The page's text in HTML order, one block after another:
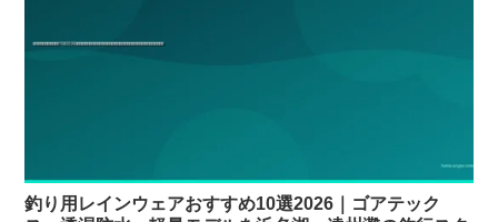
釣り用レインウェアおすすめ10選2026｜ゴアテック